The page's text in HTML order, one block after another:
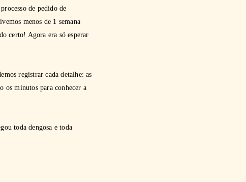
de pedido de
menos de 1 semana
certo! Agora era só esperar
registrar cada detalhe: as
os minutos para conhecer a
toda dengosa e toda